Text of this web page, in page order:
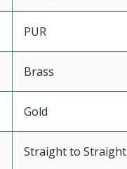
PUR
Brass
Gold
Straight to Straight